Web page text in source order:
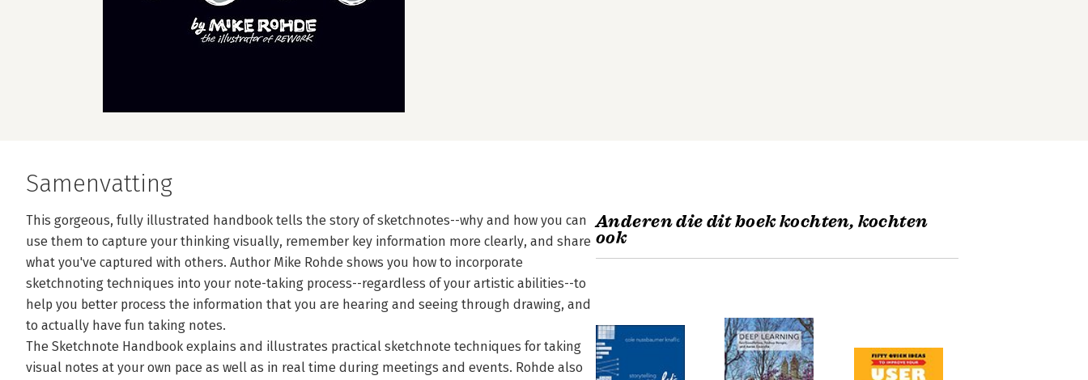
Samenvatting
This gorgeous, fully illustrated handbook tells the story of sketchnotes--why and how you can
use them to capture your thinking visually, remember key information more clearly, and share
what you've captured with others. Author Mike Rohde shows you how to incorporate
sketchnoting techniques into your note-taking process--regardless of your artistic abilities--to
help you better process the information that you are hearing and seeing through drawing, and
to actually have fun taking notes.
The Sketchnote Handbook explains and illustrates practical sketchnote techniques for taking
visual notes at your own pace as well as in real time during meetings and events. Rohde also
Anderen die dit boek kochten, kochten
ook